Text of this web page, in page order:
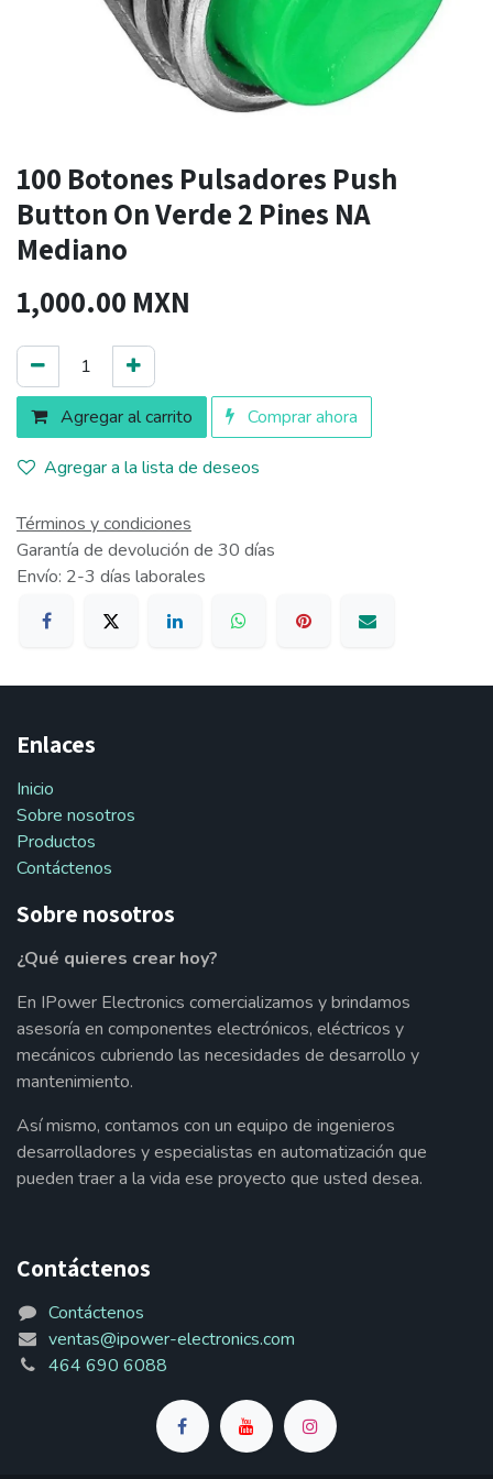
100 Botones Pulsadores Push
Button On Verde 2 Pines NA
Mediano
1,000.00 MXN
Agregar al carrito Comprar ahora
Agregar a la lista de deseos
Términos y condiciones
Garantía de devolución de 30 días
Envío: 2-3 días laborales
Enlaces
Inicio
Sobre nosotros
Productos
Contáctenos
Sobre nosotros
¿Qué quieres crear hoy?
En IPower Electronics comercializamos y brindamos
asesoría en componentes electrónicos, eléctricos y
mecánicos cubriendo las necesidades de desarrollo y
mantenimiento.
Así mismo, contamos con un equipo de ingenieros
desarrolladores y especialistas en automatización que
pueden traer a la vida ese proyecto que usted desea.
Contáctenos
Contáctenos
ventas@ipower-electronics.com
464 690 6088